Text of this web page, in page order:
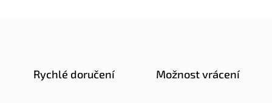
Rychlé doručení Možnost vrácení